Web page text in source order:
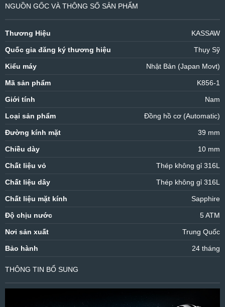
NGUỒN GỐC VÀ THÔNG SỐ SẢN PHẨM
Thương Hiệu KASSAW
Quốc gia đăng ký thương hiệu Thụy Sỹ
Kiểu máy Nhật Bản (Japan Movt)
Mã sản phẩm K856-1
Giới tính Nam
Loại sản phẩm Đồng hồ cơ (Automatic)
Đường kính mặt 39 mm
Chiều dày 10 mm
Chất liệu vỏ Thép không gỉ 316L
Chất liệu dây Thép không gỉ 316L
Chất liệu mặt kính Sapphire
Độ chịu nước 5 ATM
Nơi sản xuất Trung Quốc
Bảo hành 24 tháng
THÔNG TIN BỔ SUNG